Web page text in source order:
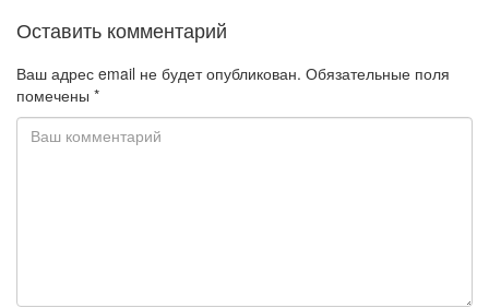
Оставить комментарий
Ваш адрес email не будет опубликован. Обязательные поля
помечены *